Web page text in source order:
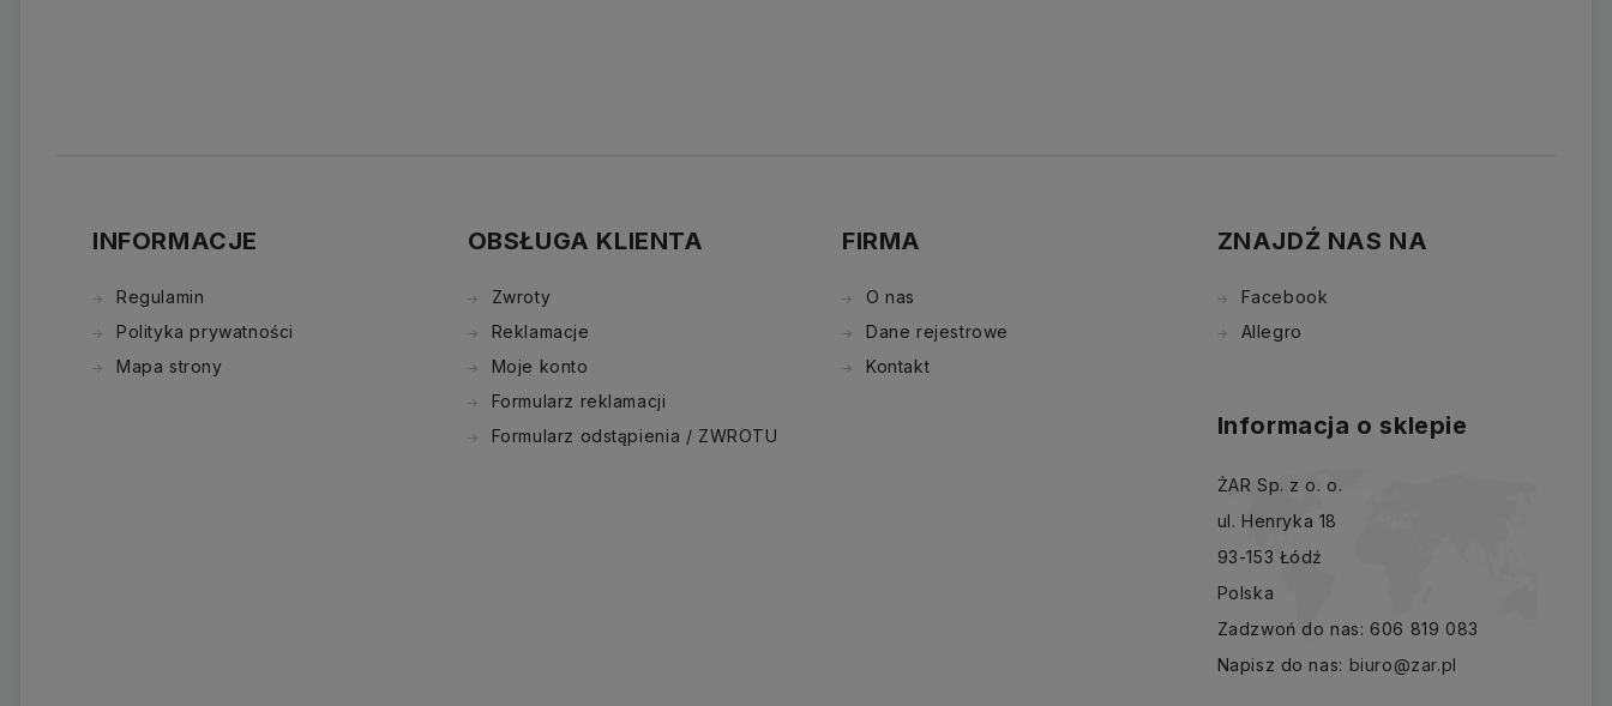
INFORMACJE
Regulamin
Polityka prywatności
Mapa strony
OBSŁUGA KLIENTA
Zwroty
Reklamacje
Moje konto
Formularz reklamacji
Formularz odstąpienia / ZWROTU
FIRMA
O nas
Dane rejestrowe
Kontakt
ZNAJDŹ NAS NA
Facebook
Allegro
Informacja o sklepie
ŻAR Sp. z o. o.
ul. Henryka 18
93-153 Łódź
Polska
Zadzwoń do nas: 606 819 083
Napisz do nas: biuro@zar.pl